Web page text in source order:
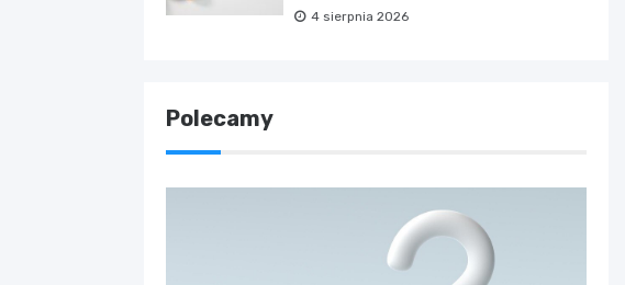
4 sierpnia 2026
Polecamy